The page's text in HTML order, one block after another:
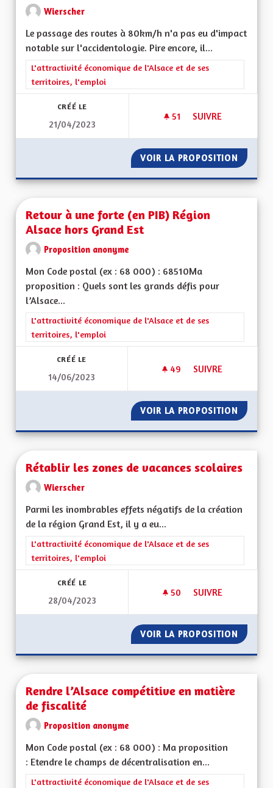
Wierscher
Le passage des routes à 80km/h n'a pas eu d'impact
notable sur l'accidentologie. Pire encore, il...
Filtrer les résultats de la catégorie : L'attractivité
L'attractivité économique de l'Alsace et de ses
territoires, l'emploi
CRÉÉ LE
21/04/2023
51 51 ABONNÉS
SUIVRE
VOIR LA PROPOSITION
Retour à une forte (en PIB) Région
Alsace hors Grand Est
Proposition anonyme
Mon Code postal (ex : 68 000) : 68510Ma
proposition : Quels sont les grands défis pour
l’Alsace...
Filtrer les résultats de la catégorie : L'attractivité
L'attractivité économique de l'Alsace et de ses
territoires, l'emploi
CRÉÉ LE
14/06/2023
49 49 ABONNÉS
SUIVRE
VOIR LA PROPOSITION
Rétablir les zones de vacances scolaires
Wierscher
Parmi les inombrables effets négatifs de la création
de la région Grand Est, il y a eu...
Filtrer les résultats de la catégorie : L'attractivité
L'attractivité économique de l'Alsace et de ses
territoires, l'emploi
CRÉÉ LE
28/04/2023
50 50 ABONNÉS
SUIVRE
VOIR LA PROPOSITION
Rendre l’Alsace compétitive en matière
de fiscalité
Proposition anonyme
Mon Code postal (ex : 68 000) : Ma proposition
: Etendre le champs de décentralisation en...
Filtrer les résultats de la catégorie : L'attractivité
L'attractivité économique de l'Alsace et de ses